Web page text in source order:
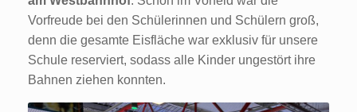
Vorfreude bei den Schülerinnen und Schülern groß,
denn die gesamte Eisfläche war exklusiv für unsere
Schule reserviert, sodass alle Kinder ungestört ihre
Bahnen ziehen konnten.